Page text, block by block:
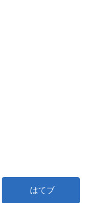
はてブ